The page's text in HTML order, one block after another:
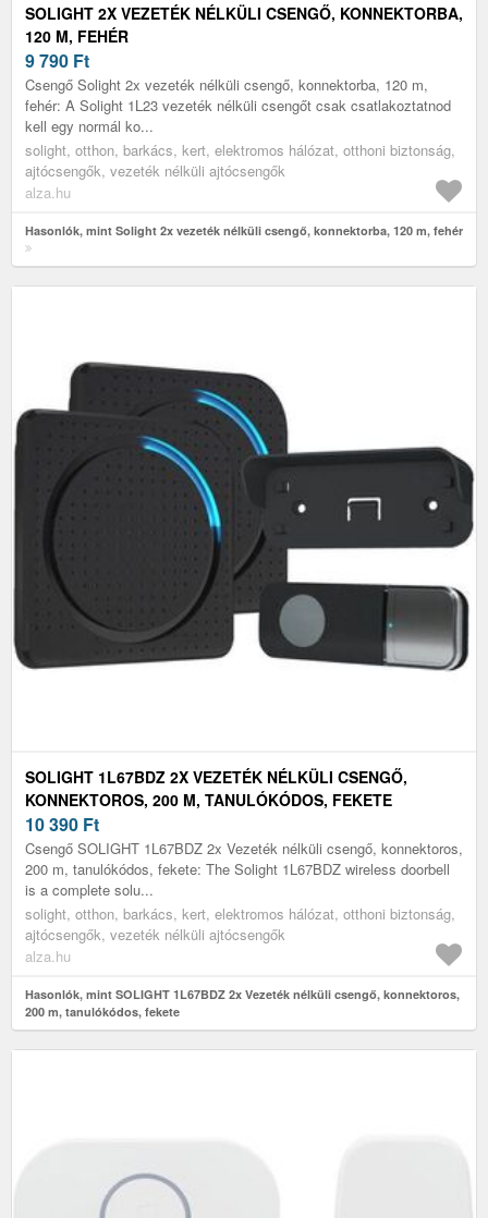
SOLIGHT 2X VEZETÉK NÉLKÜLI CSENGŐ, KONNEKTORBA,
120 M, FEHÉR
9 790 Ft
Csengő Solight 2x vezeték nélküli csengő, konnektorba, 120 m,
fehér: A Solight 1L23 vezeték nélküli csengőt csak csatlakoztatnod
kell egy normál ko...
solight, otthon, barkács, kert, elektromos hálózat, otthoni biztonság,
ajtócsengők, vezeték nélküli ajtócsengők
alza.hu
Hasonlók, mint Solight 2x vezeték nélküli csengő, konnektorba, 120 m, fehér
SOLIGHT 1L67BDZ 2X VEZETÉK NÉLKÜLI CSENGŐ,
KONNEKTOROS, 200 M, TANULÓKÓDOS, FEKETE
10 390 Ft
Csengő SOLIGHT 1L67BDZ 2x Vezeték nélküli csengő, konnektoros,
200 m, tanulókódos, fekete: The Solight 1L67BDZ wireless doorbell
is a complete solu...
solight, otthon, barkács, kert, elektromos hálózat, otthoni biztonság,
ajtócsengők, vezeték nélküli ajtócsengők
alza.hu
Hasonlók, mint SOLIGHT 1L67BDZ 2x Vezeték nélküli csengő, konnektoros,
200 m, tanulókódos, fekete